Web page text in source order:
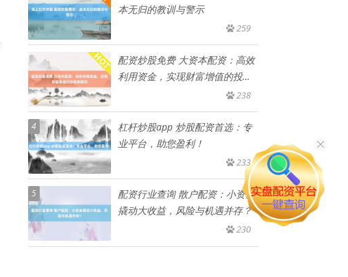
本无归的教训与警示
259
配资炒股免费 大资本配资：高效
利用资金，实现财富增值的投资
238
4
杠杆炒股app 炒股配资首选：专
业平台，助您盈利！
233
5
配资行业查询 散户配资：小资金
撬动大收益，风险与机遇并存？
230